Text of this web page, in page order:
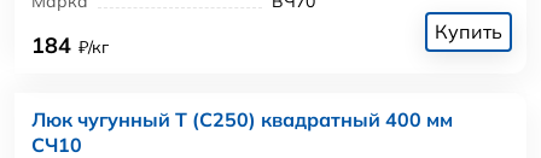
184 ₽/кг
Купить
Люк чугунный Т (С250) квадратный 400 мм
СЧ10